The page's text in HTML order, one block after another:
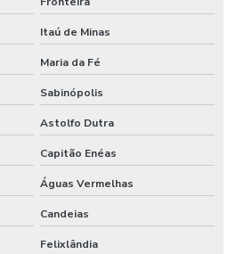
Predial
Itaú de Minas
Maria da Fé
Sabinópolis
Astolfo Dutra
Capitão Enéas
Águas Vermelhas
Candeias
Felixlândia